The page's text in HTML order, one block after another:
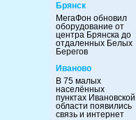
Брянск
МегаФон обновил
оборудование от
центра Брянска до
отдаленных Белых
Берегов
Иваново
В 75 малых
населённых
пунктах Ивановской
области появились
связь и интернет